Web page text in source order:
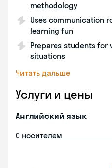
methodology
Uses communication
learning fun
Prepares students for
situations
Читать дальше
Услуги и цены
Английский язык
С носителем